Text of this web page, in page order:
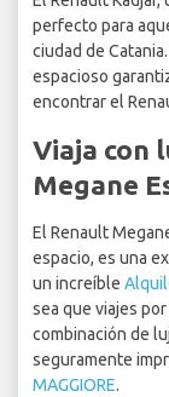
perfecto para
ciudad de
espacioso
encontrar el
Viaja con
Megane
El Renault
espacio, es una
un increíble
sea que viajes
combinación de
seguramente
MAGGIORE.